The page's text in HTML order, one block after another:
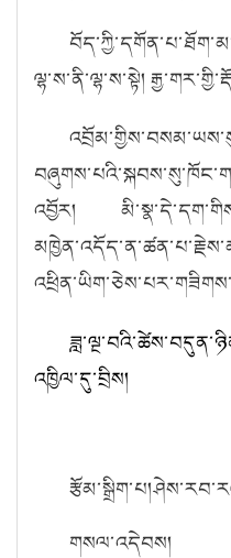
ལྷ་ས་ནི་ལྷ་ས་སྟེ།
འབྱོར།
འཁྱིལ་དུ་བྲིས།
རྩོམ་སྒྲིག་པ།
གསལ་འདེབས།